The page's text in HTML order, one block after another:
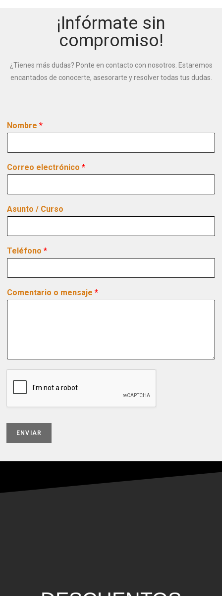
¡Infórmate sin
compromiso!
¿Tienes más dudas? Ponte en contacto con nosotros. Estaremos
encantados de conocerte, asesorarte y resolver todas tus dudas.
Nombre *
Correo electrónico *
Asunto / Curso
Teléfono *
Comentario o mensaje *
ENVIAR